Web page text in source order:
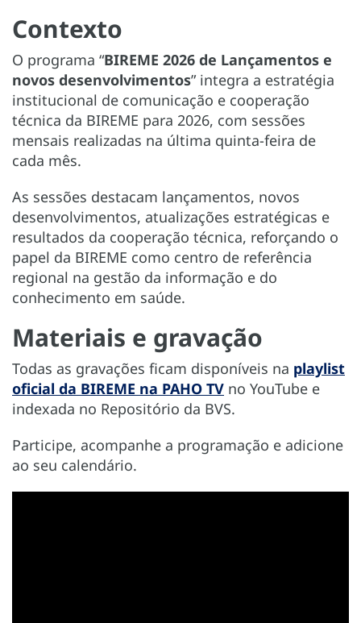
Contexto
O programa “BIREME 2026 de Lançamentos e
novos desenvolvimentos” integra a estratégia
institucional de comunicação e cooperação
técnica da BIREME para 2026, com sessões
mensais realizadas na última quinta-feira de
cada mês.
As sessões destacam lançamentos, novos
desenvolvimentos, atualizações estratégicas e
resultados da cooperação técnica, reforçando o
papel da BIREME como centro de referência
regional na gestão da informação e do
conhecimento em saúde.
Materiais e gravação
Todas as gravações ficam disponíveis na playlist
oficial da BIREME na PAHO TV no YouTube e
indexada no Repositório da BVS.
Participe, acompanhe a programação e adicione
ao seu calendário.